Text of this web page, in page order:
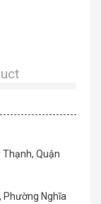
Quận
Phường Nghĩa